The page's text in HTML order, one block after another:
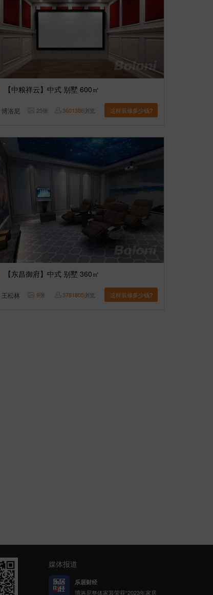
【中粮祥云】中式 别墅 600㎡
博洛尼 25张 3601386浏览 这样装修多少钱?
【东昌御府】中式 别墅 360㎡
王松林 9张 3781805浏览 这样装修多少钱?
媒体报道
网易家居
博洛尼携手网易公益发起「健康